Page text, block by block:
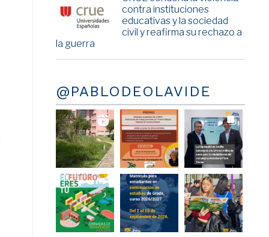
contra instituciones
educativas y la sociedad
civil y reafirma su rechazo a
la guerra
@PABLODEOLAVIDE